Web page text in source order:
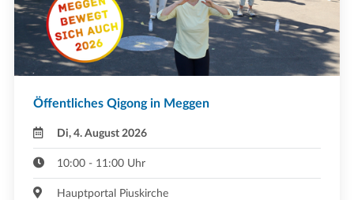
Öffentliches Qigong in Meggen
Di, 4. August 2026
10:00 - 11:00 Uhr
Hauptportal Piuskirche